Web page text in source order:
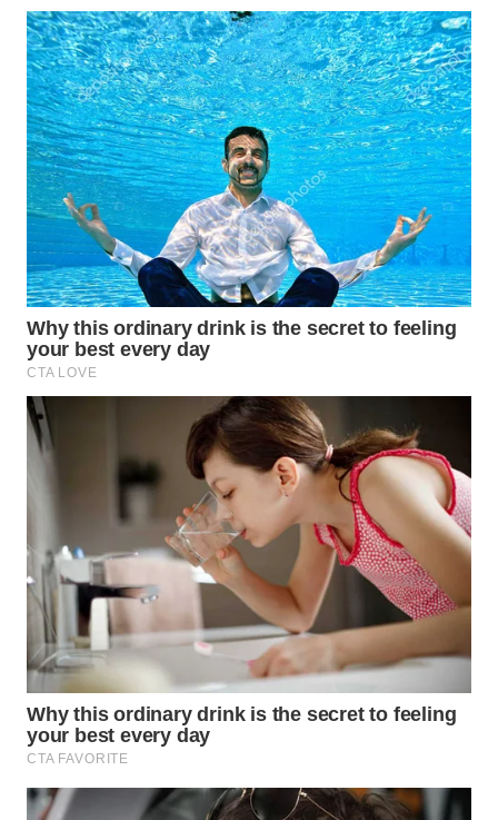
WN
CIANJUR
WN
KEPULAUAN
SERIBU
WN
TANGERANG
WN
BINJAI
WN
CIREBON
KUNINGAN
WN
MAJALENGKA
WN
SUBANG
WN
SUKABUMI